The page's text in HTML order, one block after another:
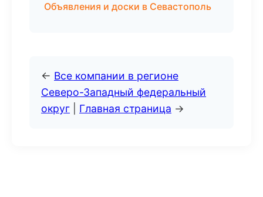
Объявления и доски в Севастополь
← Все компании в регионе
Северо-Западный федеральный
округ
Главная страница →